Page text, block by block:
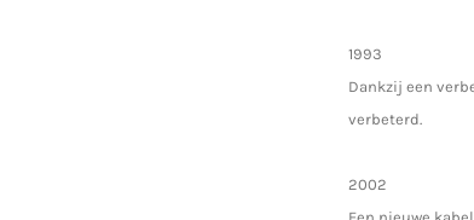
1993
Dankzij een
verbeterd.
2002